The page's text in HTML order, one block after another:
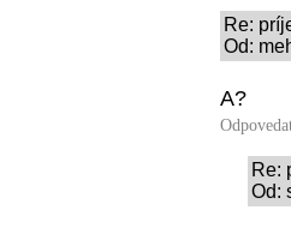
Re:
Od:
A?
Re:
Od: